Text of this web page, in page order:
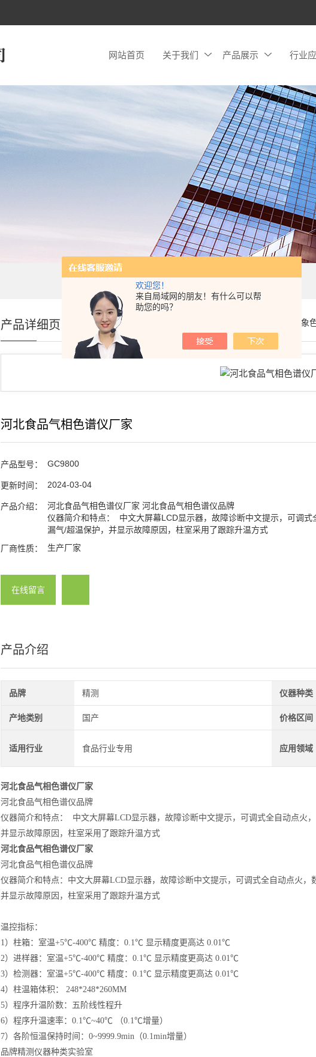
欢迎您！
来自局域网的朋友！有什么可以帮
助您的吗？
网站首页 关于我们 产品展示 行业
气相色谱仪/气象
产品详细页
河北食品气相色谱仪厂家
产品型号： GC9800
更新时间： 2024-03-04
产品介绍：
河北食品气相色谱仪厂家 河北食品气相色谱仪品牌
仪器简介和特点： 中文大屏幕LCD显示器，故障诊断中文提示，可调
漏气/超温保护，并显示故障原因，柱室采用了跟踪升温方式
厂商性质： 生产厂家
在线留言
产品介绍
品牌 精测 仪器种类
产地类别 国产 价格区间
适用行业 食品行业专用 应用领域
河北食品气相色谱仪厂家
河北食品气相色谱仪品牌
仪器简介和特点：
中文大屏幕LCD显示器，故障诊断中文提示，可调式全自动点火
并显示故障原因，柱室采用了跟踪升温方式
河北食品气相色谱仪厂家
河北食品气相色谱仪品牌
仪器简介和特点： 中文大屏幕LCD显示器，故障诊断中文提示，可调式全自动点火
并显示故障原因，柱室采用了跟踪升温方式
温控指标：
1）柱箱：室温+5℃-400℃ 精度：0.1℃ 显示精度更高达 0.01℃
2）进样器：室温+5℃-400℃ 精度：0.1℃ 显示精度更高达 0.01℃
3）检测器：室温+5℃-400℃ 精度：0.1℃ 显示精度更高达 0.01℃
4）柱温箱体积： 248*248*260MM
5）程序升温阶数：五阶线性程升
6）程序升温速率：0.1℃~40℃ （0.1℃增量）
7）各阶恒温保持时间：0~9999.9min（0.1min增量）
品牌精测仪器种类实验室